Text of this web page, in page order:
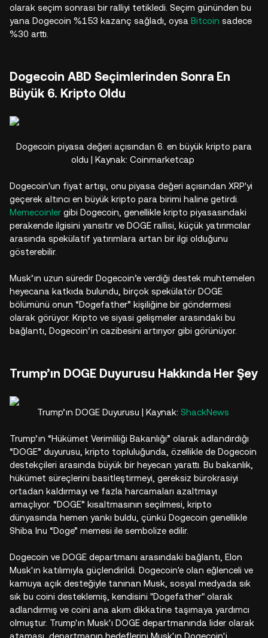
olarak seçim sonrası bir ralliyi tetikledi. Seçim gününden bu
yana Dogecoin %153 kazanç sağladı, oysa Bitcoin sadece
%30 arttı.
Dogecoin ABD Seçimlerinden Sonra En
Büyük 6. Kripto Oldu
Dogecoin piyasa değeri açısından 6. en büyük kripto para
oldu | Kaynak: Coinmarketcap
Dogecoin'un fiyat artışı, onu piyasa değeri açısından XRP'yi
geçerek altıncı en büyük kripto para birimi haline getirdi.
Memecoinler gibi Dogecoin, genellikle kripto piyasasındaki
perakende ilgisini yansıtır ve DOGE rallisi, küçük yatırımcılar
arasında spekülatif yatırımlara artan bir ilgi olduğunu
gösterebilir.
Musk’ın uzun süredir Dogecoin’e verdiği destek muhtemelen
heyecana katkıda bulundu, birçok spekülatör DOGE
bölümünü onun “Dogefather” kişiliğine bir göndermesi
olarak görüyor. Kripto ve siyasi gelişmeler arasındaki bu
bağlantı, Dogecoin’in cazibesini artırıyor gibi görünüyor.
Trump’ın DOGE Duyurusu Hakkında Her Şey
Trump’ın DOGE Duyurusu | Kaynak: ShackNews
Trump’ın “Hükümet Verimliliği Bakanlığı” olarak adlandırdığı
“DOGE” duyurusu, kripto topluluğunda, özellikle de Dogecoin
destekçileri arasında büyük bir heyecan yarattı. Bu bakanlık,
hükümet süreçlerini basitleştirmeyi, gereksiz bürokrasiyi
ortadan kaldırmayı ve fazla harcamaları azaltmayı
amaçlıyor. “DOGE” kısaltmasının seçilmesi, kripto
dünyasında hemen yankı buldu, çünkü Dogecoin genellikle
Shiba Inu “Doge” memesi ile sembolize edilir.
Dogecoin ve DOGE departmanı arasındaki bağlantı, Elon
Musk'ın katılımıyla güçlendirildi. Dogecoin'e olan eğlenceli ve
kamuya açık desteğiyle tanınan Musk, sosyal medyada sık
sık bu coini desteklemiş, kendisini "Dogefather" olarak
adlandırmış ve coini ana akım dikkatine taşımaya yardımcı
olmuştur. Trump'ın Musk'ı DOGE departmanında lider olarak
ataması, departmanın hedeflerini Musk'ın Dogecoin'i